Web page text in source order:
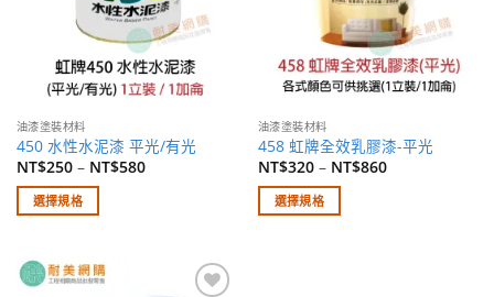
油漆塗裝材料
450 水性水泥漆 平光/有光
NT$250– NT$580
選擇規格
品
油漆塗裝材料
458 虹牌全效乳膠漆-平光
NT$320– NT$860
選擇規格